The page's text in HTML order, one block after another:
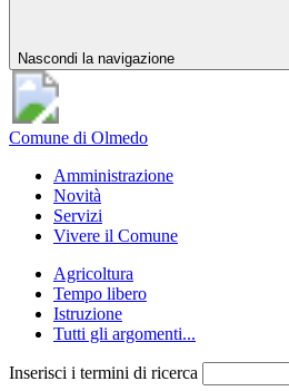
Nascondi la navigazione
Comune di Olmedo
Amministrazione
Novità
Servizi
Vivere il Comune
Agricoltura
Tempo libero
Istruzione
Tutti gli argomenti...
Inserisci i termini di ricerca